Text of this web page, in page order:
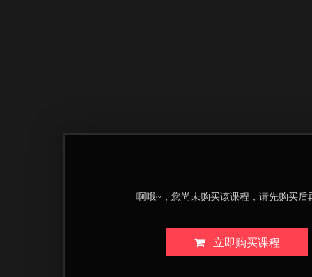
啊哦~，您尚未购买该课程，请先购买后
立即购买课程